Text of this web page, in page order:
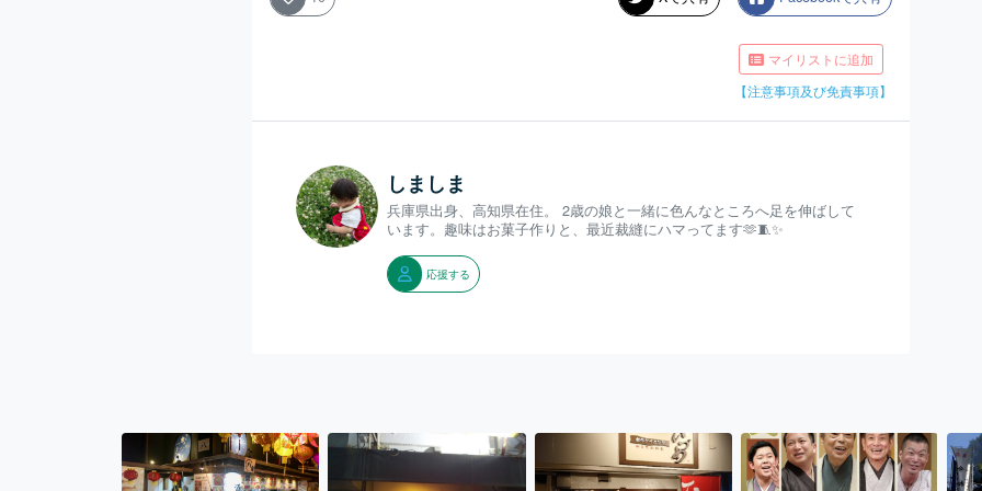
マイリストに追加
【注意事項及び免責事項】
しましま
兵庫県出身、高知県在住。 2歳の娘と一緒に色んなところへ足を伸ばして
います。趣味はお菓子作りと、最近裁縫にハマってます🫶🧵✨
応援する